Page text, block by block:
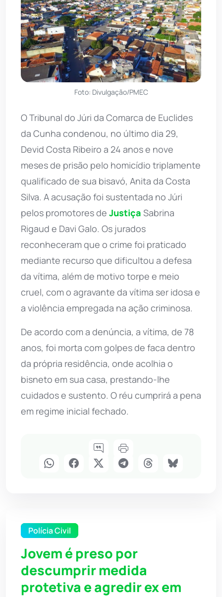
Foto: Divulgação/PMEC
O Tribunal do Júri da Comarca de Euclides
da Cunha condenou, no último dia 29,
Devid Costa Ribeiro a 24 anos e nove
meses de prisão pelo homicídio triplamente
qualificado de sua bisavó, Anita da Costa
Silva. A acusação foi sustentada no Júri
pelos promotores de Justiça Sabrina
Rigaud e Davi Galo. Os jurados
reconheceram que o crime foi praticado
mediante recurso que dificultou a defesa
da vítima, além de motivo torpe e meio
cruel, com o agravante da vítima ser idosa e
a violência empregada na ação criminosa.
De acordo com a denúncia, a vítima, de 78
anos, foi morta com golpes de faca dentro
da própria residência, onde acolhia o
bisneto em sua casa, prestando-lhe
cuidados e sustento. O réu cumprirá a pena
em regime inicial fechado.
Polícia Civil
Jovem é preso por
descumprir medida
protetiva e agredir ex em